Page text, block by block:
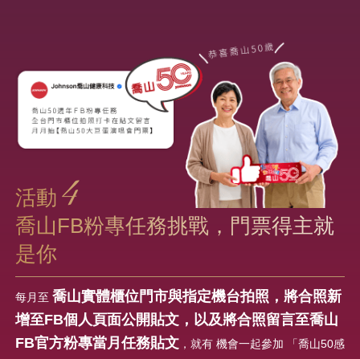
但我知道，在我家聚會的原因，不只是按摩椅。 姊妹說：「這
樣妳能多陪陪爸媽，我們也能跟他們聊聊天。」 對長年在國外
工作的我而言，這份體貼是最溫暖的後盾 爸爸總會坐在一旁，
談著多年從商的經驗，分享做人的誠信，做事要用心的人生智
慧； 媽媽則以最柔和的語氣說：「當女兒，要懂得珍惜父母的
用心；當母親，要用愛與耐心，讓家成為依靠。
在家的聚餐，有閒話家常和歡聲笑語， 還有那張被搶著坐的按
摩椅，成了友情與親情之間的橋樑。 五十歲的我們，依然笑
著、聊著， 在生活的酸甜裡交換心事、彼此打氣。 那些笑聲與
擁抱，成了我們最柔軟堅定的力量
活動 4
喬山FB粉專任務挑戰，門票得主就
是你
每月至 喬山實體櫃位門市與指定機台拍照，將合照新
增至FB個人頁面公開貼文，以及將合照留言至喬山
FB官方粉專當月任務貼文 ，就有 機會一起參加 「喬山50感